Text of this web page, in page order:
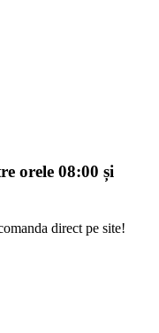
orele 08:00 și
direct pe site!